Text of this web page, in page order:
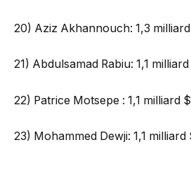
20) Aziz Akhannouch: 1,3
21) Abdulsamad Rabiu: 1,1
22) Patrice Motsepe : 1,1 milliard
23) Mohammed Dewji: 1,1